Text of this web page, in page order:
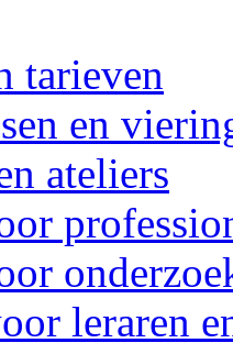
tarieven
en
ateliers
leraren